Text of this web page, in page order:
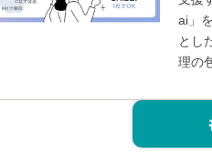
ai」
とし
理の